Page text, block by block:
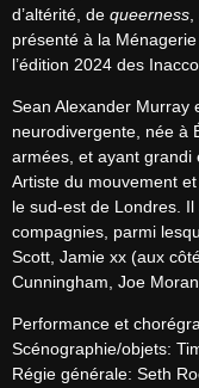
d’altérité, de queerness
présenté à la
l’édition 2024 des
Sean Alexander Murray
neurodivergente, née à
armées, et ayant grandi
Artiste du mouvement
le sud-est de Londres.
compagnies, parmi
Scott, Jamie xx (aux
Cunningham, Joe
Performance et
Scénographie/objets:
Régie générale: Seth